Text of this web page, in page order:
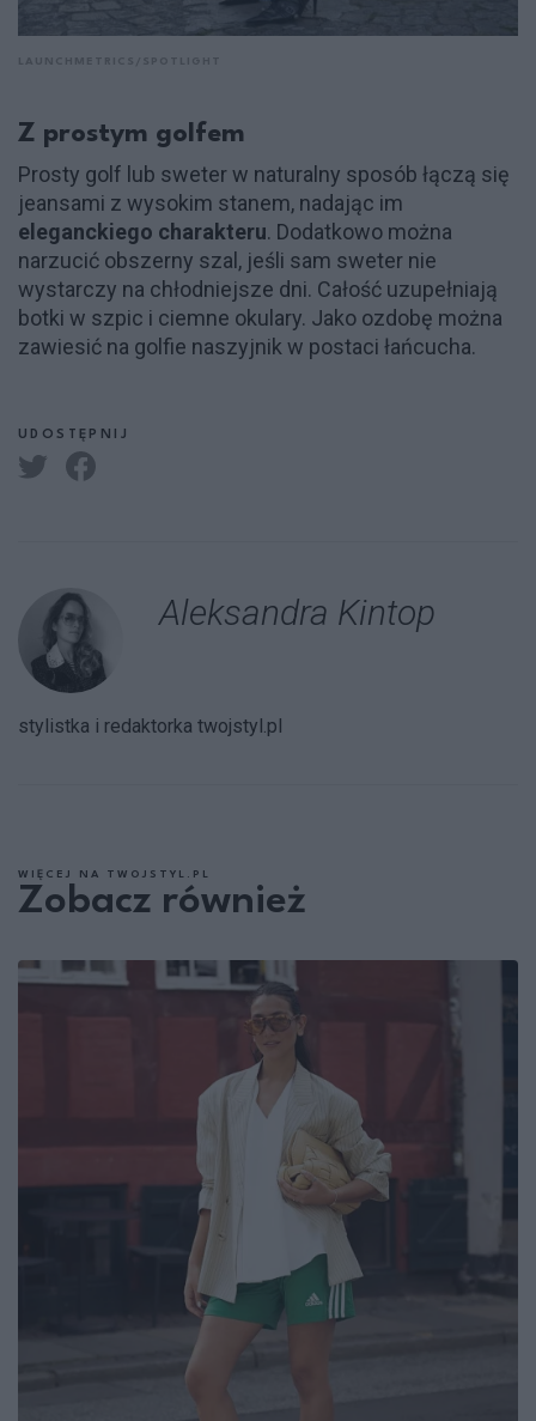
Z prostym golfem
Prosty golf lub sweter w naturalny sposób łączą się
jeansami z wysokim stanem, nadając im
eleganckiego charakteru. Dodatkowo można
narzucić obszerny szal, jeśli sam sweter nie
wystarczy na chłodniejsze dni. Całość uzupełniają
botki w szpic i ciemne okulary. Jako ozdobę można
zawiesić na golfie naszyjnik w postaci łańcucha.
UDOSTĘPNIJ
Aleksandra Kintop
stylistka i redaktorka twojstyl.pl
WIĘCEJ NA TWOJSTYL.PL
Zobacz również